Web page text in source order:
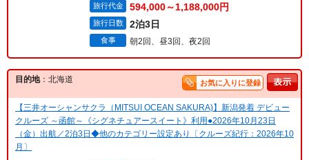
旅行代金 594,000～1,188,000円
旅行日数 2泊3日
食事 朝2回、昼3回、夜2回
目的地：北海道 お気に入りに登録
【三井オーシャンサクラ（MITSUI OCEAN SAKURA)】新潟発着 デビュー
クルーズ ～函館～《シグネチュアースイート》利用●2026年10月23日
（金）出航／2泊3日◆他のカテゴリー設定あり〔クルーズ紀行：2026年10
月〕